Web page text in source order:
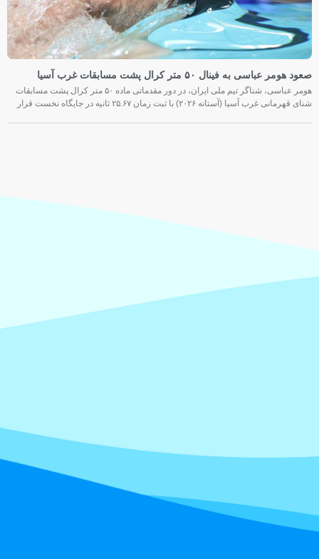
صعود هومر عباسی به فینال ۵۰ متر کرال پشت مسابقات غرب آسیا
هومر عباسی، شناگر تیم ملی ایران، در دور مقدماتی ماده ۵۰ متر کرال پشت مسابقات
شنای قهرمانی غرب آسیا (آستانه ۲۰۲۶) با ثبت زمان ۲۵.۶۷ ثانیه در جایگاه نخست قرار